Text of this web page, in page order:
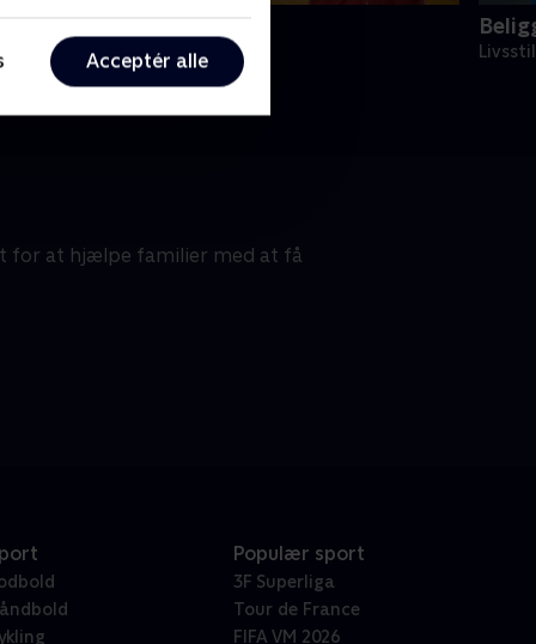
Acceptér alle
drukner i rod
• 5 sæsoner
for at hjælpe familier med at få
Populær sport
3F Superliga
Tour de France
FIFA VM 2026